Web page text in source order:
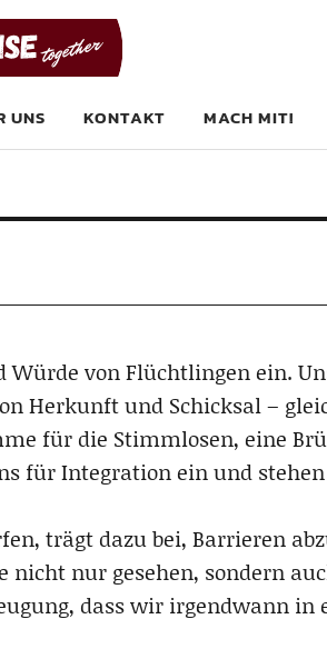
V.
UNS KONTAKT MACH MIT!
von Flüchtlingen ein.
Herkunft und Schicksal –
für die Stimmlosen, eine
für Integration ein und
trägt dazu bei, Barrieren
nur gesehen, sondern
dass wir irgendwann in